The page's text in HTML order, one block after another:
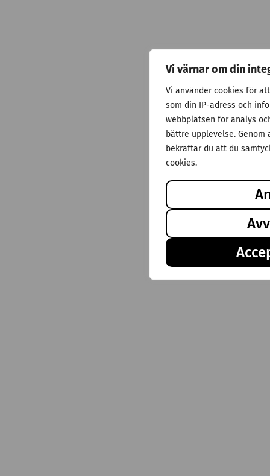
Vi värnar om din
Vi använder cookies för
som din IP-adress och
webbplatsen för analys
bättre upplevelse.
bekräftar du att du
cookies.